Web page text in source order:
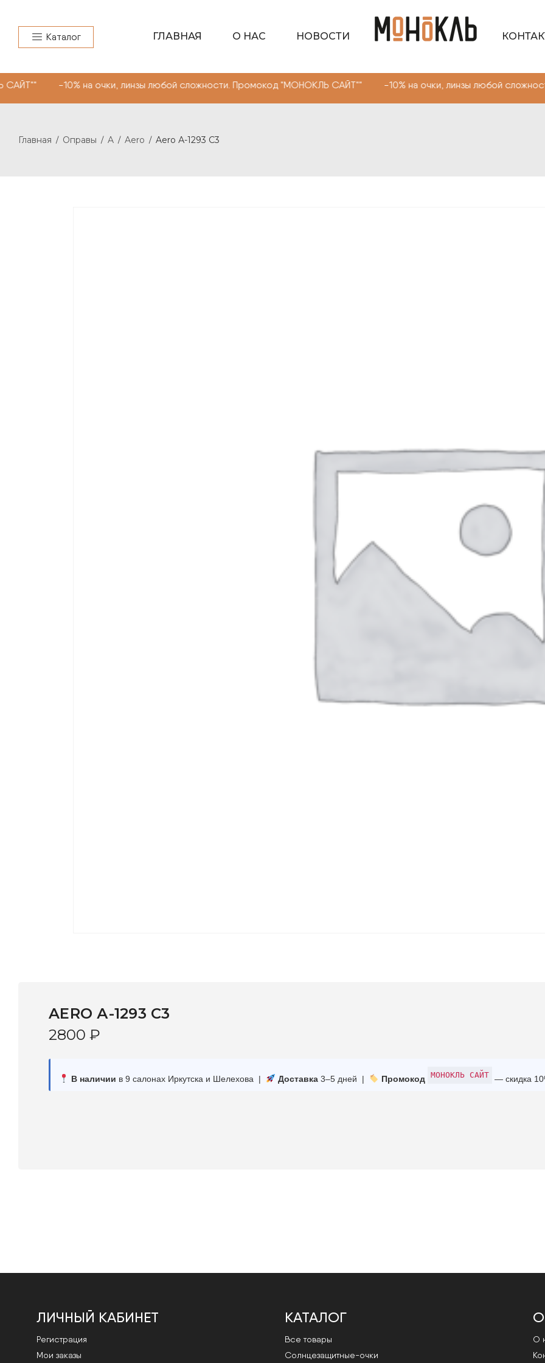
Каталог ГЛАВНАЯ О НАС НОВОСТИ
очки, линзы любой сложности. Промокод "МОНОКЛЬ САЙТ"" -10% на очки, линзы любой
Главная / Оправы / A / Aero / Aero А-1293 С3
AERO А-1293 С3
2800 ₽
В наличии в 9 салонах Иркутска и Шелехова | Доставка3–5 дней | Промокод МОНОКЛЬ САЙТ — скидка
ЛИЧНЫЙ КАБИНЕТ
Регистрация
Мои заказы
КАТАЛОГ
Все товары
Cолнцезащитные-очки
О